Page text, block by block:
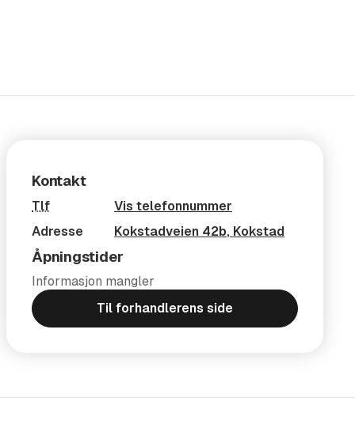
Kontakt
Tlf
Vis telefonnummer
Adresse
Kokstadveien 42b, Kokstad
Åpningstider
Informasjon mangler
Til forhandlerens side